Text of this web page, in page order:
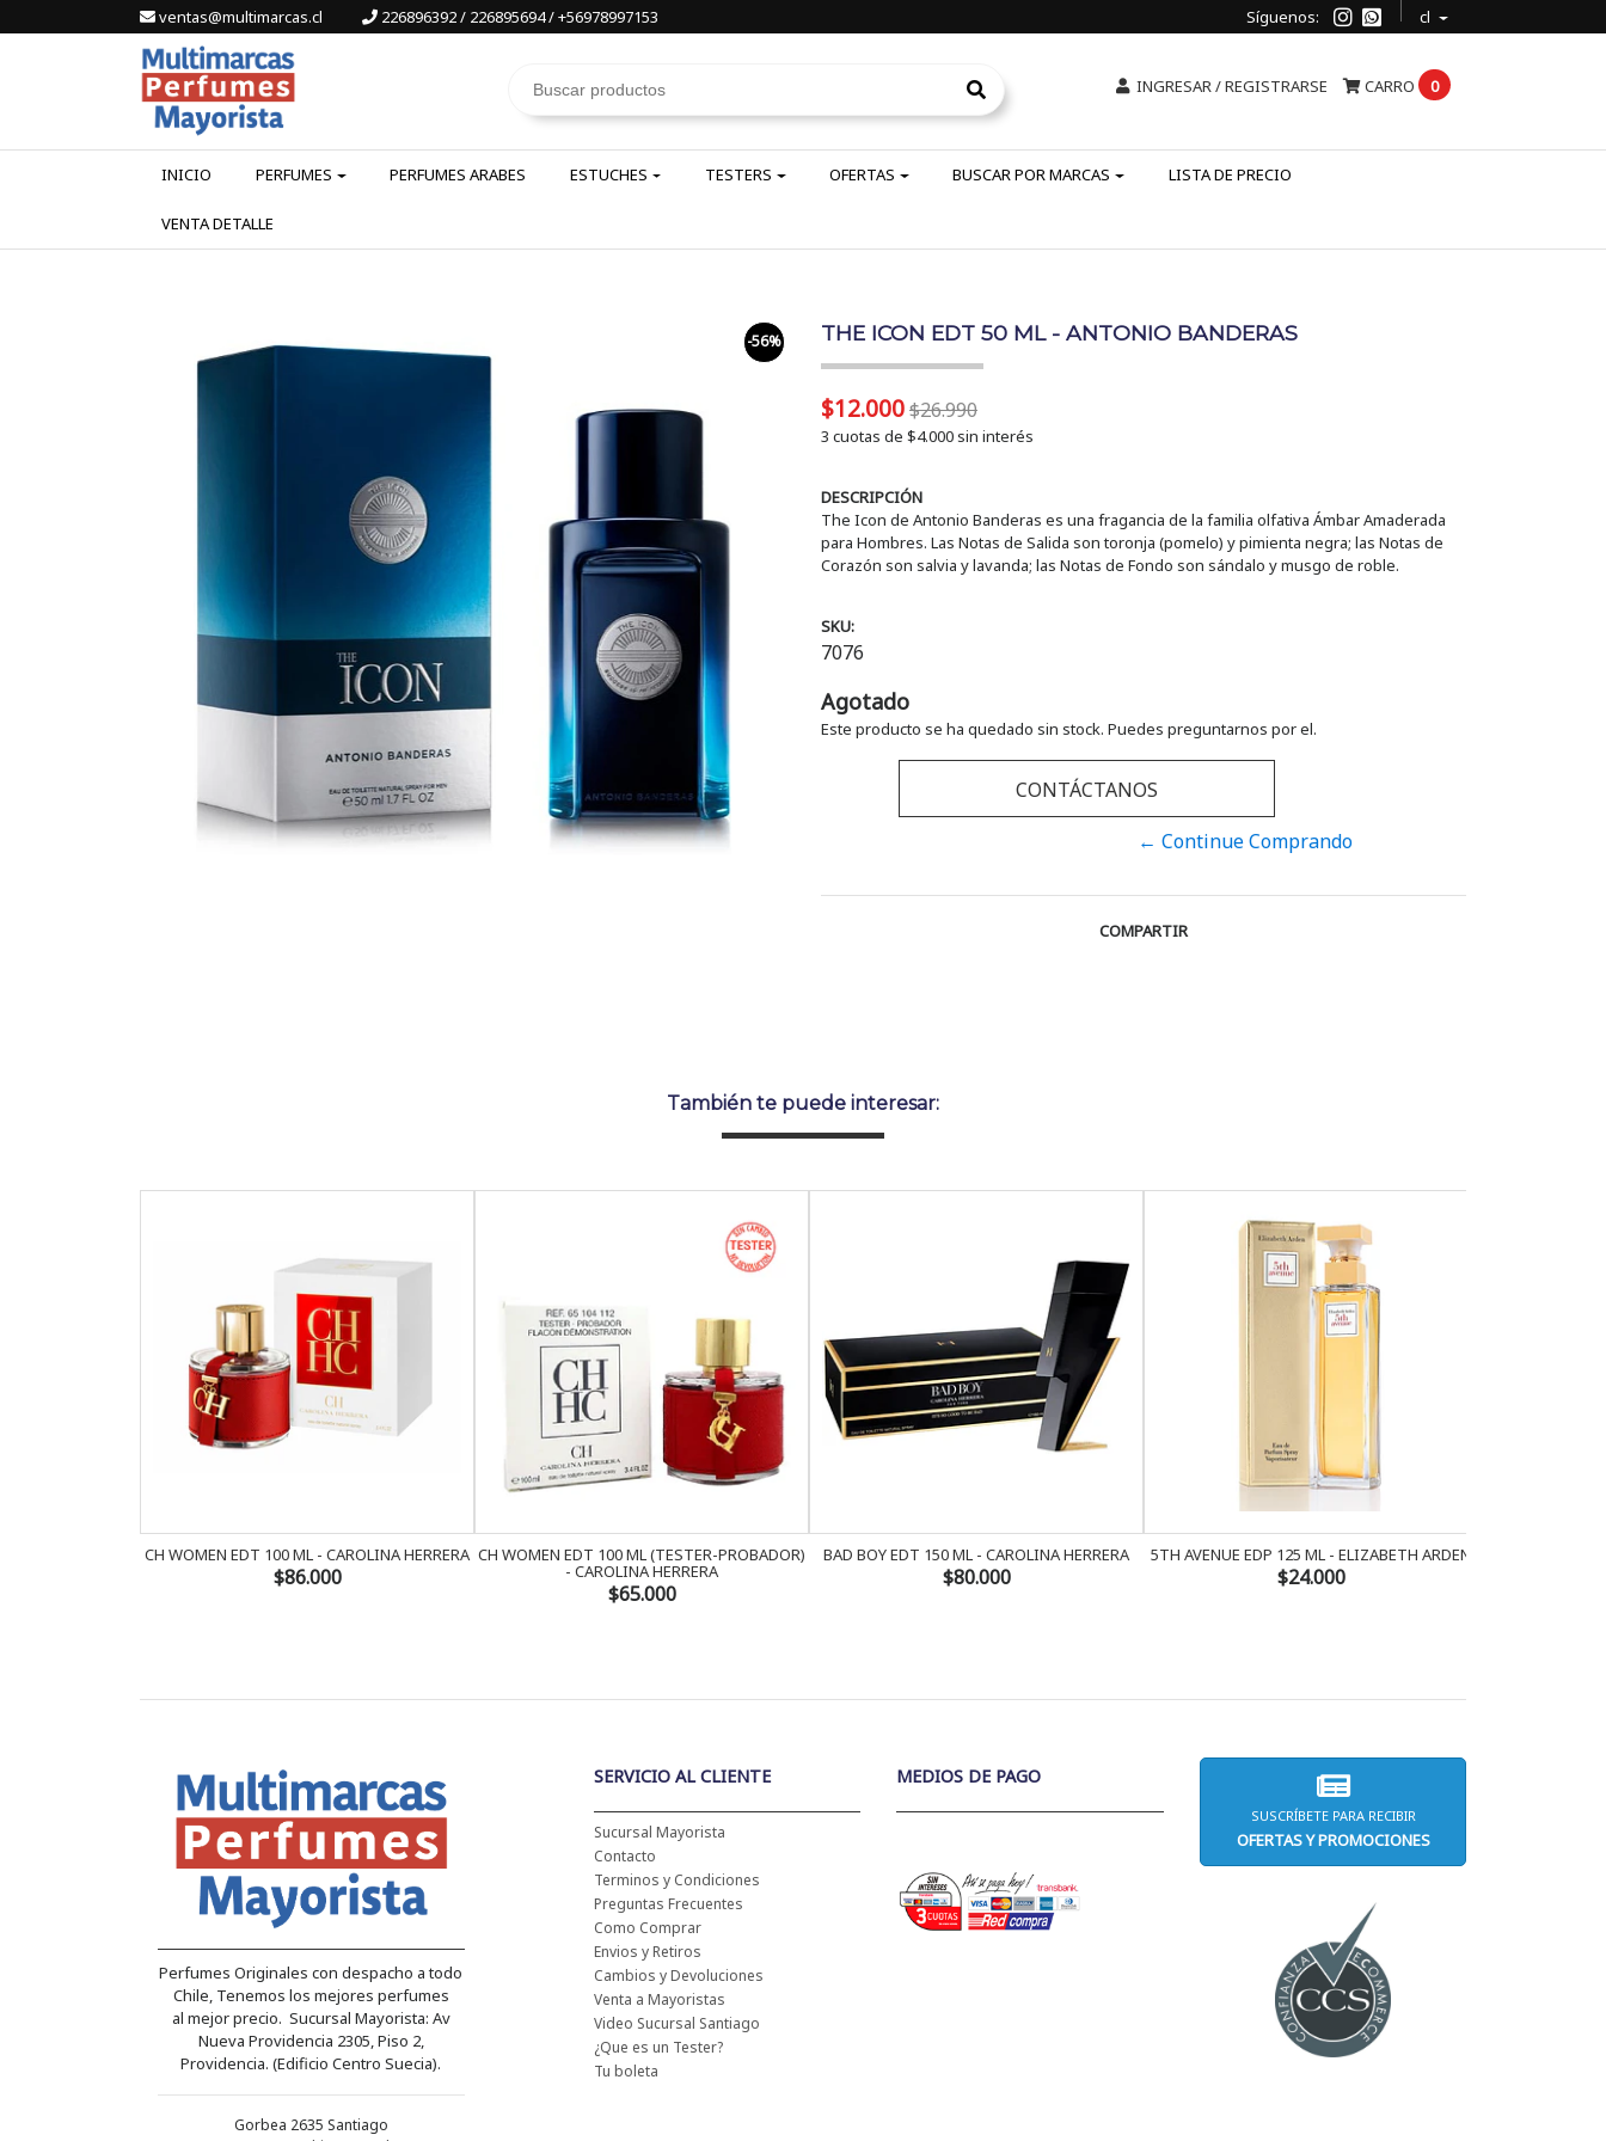
ventas@multimarcas.cl 226896392 / 226895694 / +56978997153 Síguenos: cl
CARRO 0
INGRESAR / REGISTRARSE
INICIO PERFUMES PERFUMES ARABES ESTUCHES TESTERS OFERTAS BUSCAR POR MARCAS LISTA DE PRECIO
VENTA DETALLE
-56% THE ICON EDT 50 ML - ANTONIO BANDERAS
$12.000$26.990
3 cuotas de $4.000sin interés
DESCRIPCIÓN
The Icon de Antonio Banderas es una fragancia de la familia olfativa Ámbar Amaderada
para Hombres. Las Notas de Salida son toronja (pomelo) y pimienta negra; las Notas de
Corazón son salvia y lavanda; las Notas de Fondo son sándalo y musgo de roble.
SKU:
7076
Agotado
Este producto se ha quedado sin stock. Puedes preguntarnos por el.
CONTÁCTANOS
← Continue Comprando
COMPARTIR
También te puede interesar:
CH WOMEN EDT 100 ML - CAROLINA HERRERA
$86.000
CH WOMEN EDT 100 ML (TESTER-PROBADOR)
- CAROLINA HERRERA
$65.000
BAD BOY EDT 150 ML - CAROLINA HERRERA
$80.000
5TH AVENUE EDP 125 ML - ELIZABETH ARDEN
$24.000
Perfumes Originales con despacho a todo
Chile, Tenemos los mejores perfumes
al mejor precio. Sucursal Mayorista: Av
Nueva Providencia 2305, Piso 2,
Providencia. (Edificio Centro Suecia).
Gorbea 2635 Santiago
SERVICIO AL CLIENTE
Sucursal Mayorista
Contacto
Terminos y Condiciones
Preguntas Frecuentes
Como Comprar
Envios y Retiros
Cambios y Devoluciones
Venta a Mayoristas
Video Sucursal Santiago
¿Que es un Tester?
Tu boleta
MEDIOS DE PAGO
SUSCRÍBETE PARA RECIBIR
OFERTAS Y PROMOCIONES